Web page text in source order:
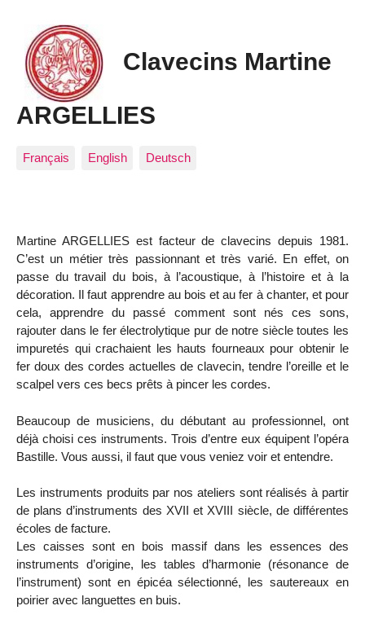
Clavecins Martine
ARGELLIES
Français English Deutsch
Martine ARGELLIES est facteur de clavecins depuis 1981.
C’est un métier très passionnant et très varié. En effet, on
passe du travail du bois, à l’acoustique, à l’histoire et à la
décoration. Il faut apprendre au bois et au fer à chanter, et pour
cela, apprendre du passé comment sont nés ces sons,
rajouter dans le fer électrolytique pur de notre siècle toutes les
impuretés qui crachaient les hauts fourneaux pour obtenir le
fer doux des cordes actuelles de clavecin, tendre l’oreille et le
scalpel vers ces becs prêts à pincer les cordes.
Beaucoup de musiciens, du débutant au professionnel, ont
déjà choisi ces instruments. Trois d’entre eux équipent l’opéra
Bastille. Vous aussi, il faut que vous veniez voir et entendre.
Les instruments produits par nos ateliers sont réalisés à partir
de plans d’instruments des XVII et XVIII siècle, de différentes
écoles de facture.
Les caisses sont en bois massif dans les essences des
instruments d’origine, les tables d’harmonie (résonance de
l’instrument) sont en épicéa sélectionné, les sautereaux en
poirier avec languettes en buis.